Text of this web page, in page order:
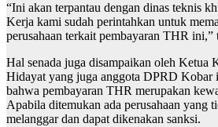
“Ini akan terpantau dengan dinas teknis
Kerja kami sudah perintahkan untuk
perusahaan terkait pembayaran THR ini,”
Hal senada juga disampaikan oleh Ketua
Hidayat yang juga anggota DPRD Kobar
bahwa pembayaran THR merupakan
Apabila ditemukan ada perusahaan yang
melanggar dan dapat dikenakan sanksi.